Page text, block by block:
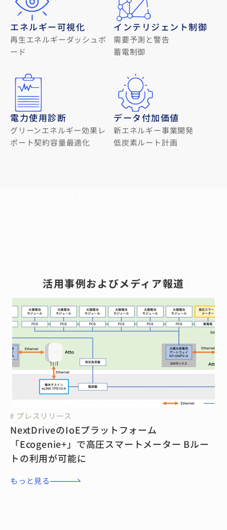
エネルギー可視化
再生エネルギーダッシュボ
ード
インテリジェント制御
需要予測と警告
蓄電制御
電力使用診断
グリーンエネルギー効果レ
ポート契約容量最適化
データ付加価値
新エネルギー事業開発
低炭素ルート計画
活用事例およびメディア報道
プレスリリース
NextDriveのIoEプラットフォーム
「Ecogenie+」で高圧スマートメーター Bルー
トの利用が可能に
もっと見る